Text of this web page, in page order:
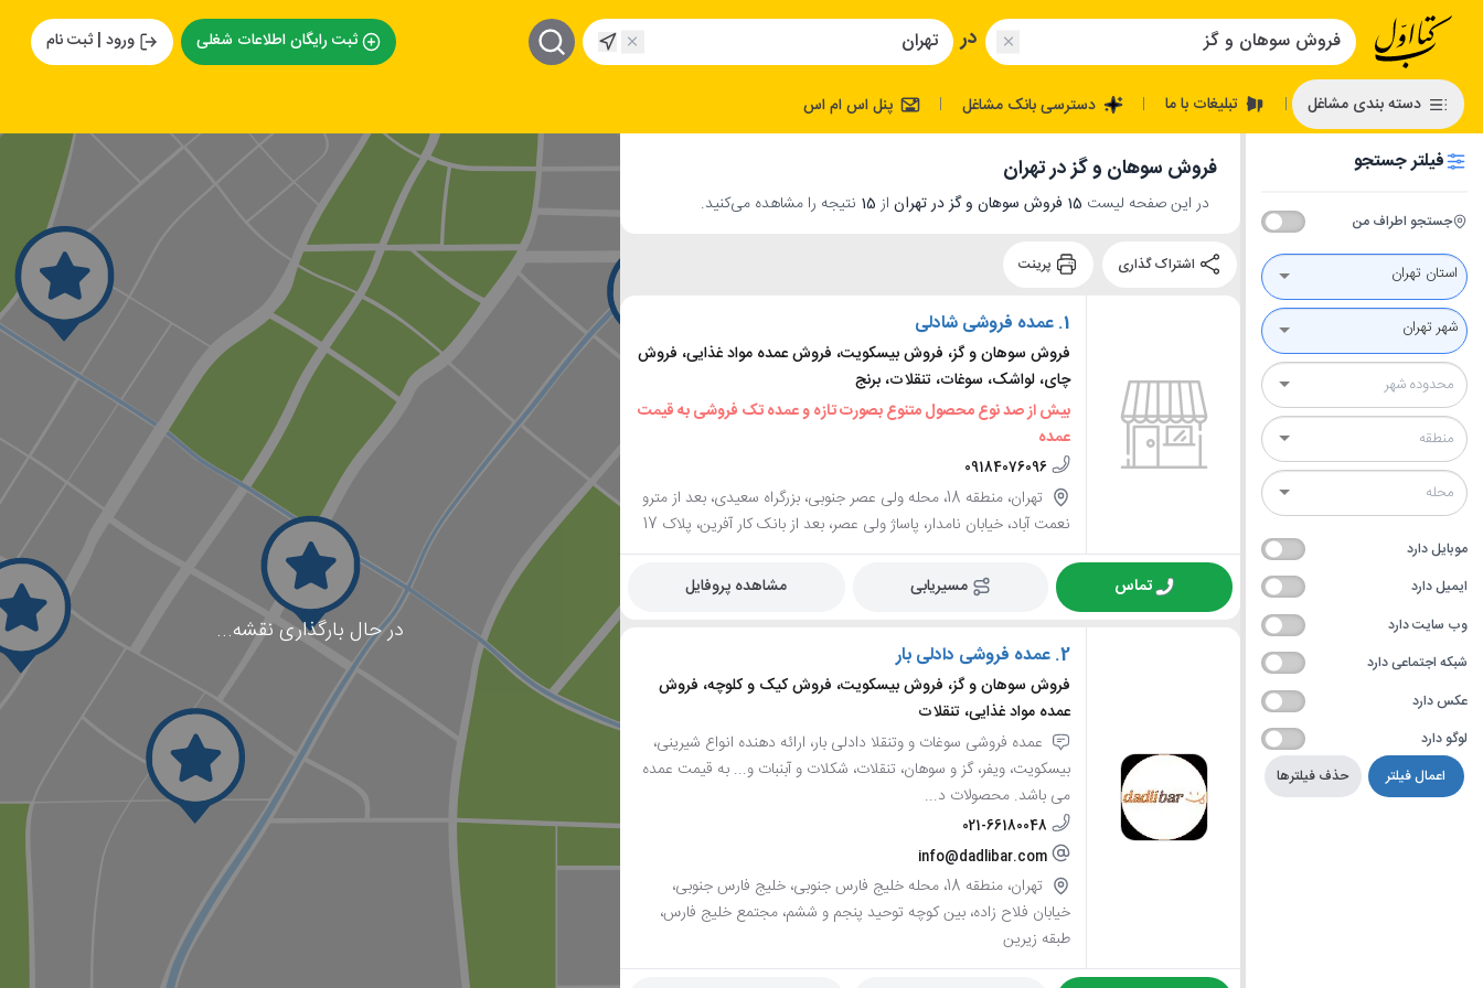
در ثبت رایگان اطلاعات شغلی ورود | ثبت نام
دسته بندی مشاغل | تبلیغات با ما | دسترسی بانک مشاغل | پنل اس ام اس
فیلتر جستجو
جستجو اطراف من
استان تهران
شهر تهران
موبایل دارد
ایمیل دارد
وب سایت دارد
شبکه اجتماعی دارد
عکس دارد
لوگو دارد
حذف فیلترها
اعمال فیلتر
فروش سوهان و گز در تهران
در این صفحه لیست 15 فروش سوهان و گز در تهران از 15 نتیجه را مشاهده می‌کنید.
1. عمده فروشی شادلی
فروش سوهان و گز، فروش بیسکویت، فروش عمده مواد غذایی، فروش
چای، لواشک، سوغات، تنقلات، برنج
بیش از صد نوع محصول متنوع بصورت تازه و عمده تک فروشی به قیمت
عمده
09184076096
تهران، منطقه 18، محله ولی عصر جنوبی، بزرگراه سعیدی، بعد از مترو
نعمت آباد، خیابان نامدار، پاساژ ولی عصر، بعد از بانک کار آفرین، پلاک 17
تماس مسیریابی مشاهده پروفایل
2. عمده فروشی دادلی بار
فروش سوهان و گز، فروش بیسکویت، فروش کیک و کلوچه، فروش
عمده مواد غذایی، تنقلات
عمده فروشی سوغات و وتنقلا دادلی بار، ارائه دهنده انواع شیرینی،
بیسکویت، ویفر، گز و سوهان، تنقلات، شکلات و آبنبات و... به قیمت عمده
می باشد. محصولات د...
021-66180048
info@dadlibar.com
تهران، منطقه 18، محله خلیج فارس جنوبی، خلیج فارس جنوبی،
خیابان فلاح زاده، بین کوچه توحید پنجم و ششم، مجتمع خلیج فارس،
طبقه زیرین
در حال بارگذاری نقشه...